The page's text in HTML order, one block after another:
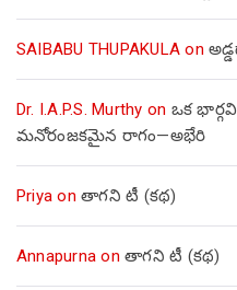
SAIBABU THUPAKULA on
Dr. I.A.P.S. Murthy on ఒక
మనోరంజకమైన రాగం—అభేరి
Priya onతాగని టీ (కథ)
Annapurna onతాగని టీ (కథ)